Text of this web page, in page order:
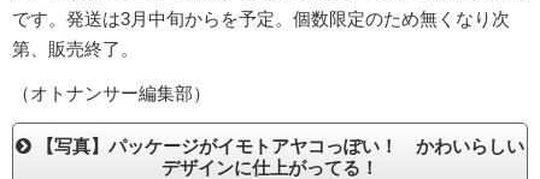
です。発送は3月中旬からを予定。個数限定のため無くなり次
第、販売終了。
（オトナンサー編集部）
【写真】パッケージがイモトアヤコっぽい！ かわいらしい
デザインに仕上がってる！